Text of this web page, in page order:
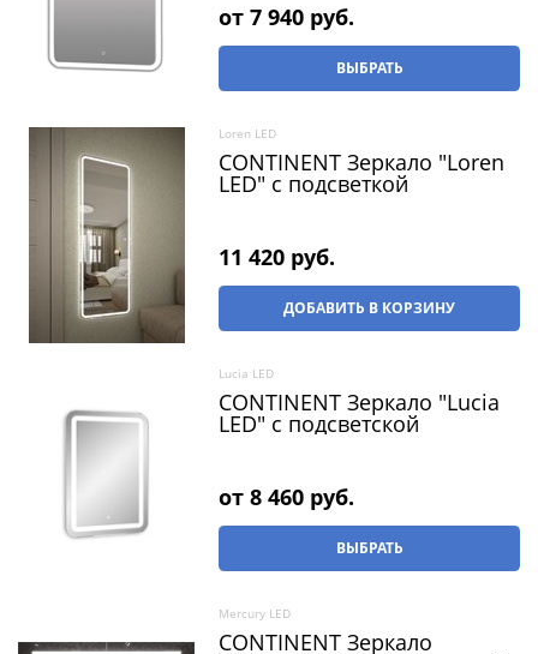
от7 940 руб.
ВЫБРАТЬ
Loren LED
CONTINENT Зеркало "Loren
LED" c подсветкой
11 420 руб.
ДОБАВИТЬ В КОРЗИНУ
Lucia LED
CONTINENT Зеркало "Lucia
LED" с подсветской
от8 460 руб.
ВЫБРАТЬ
Mercury LED
CONTINENT Зеркало